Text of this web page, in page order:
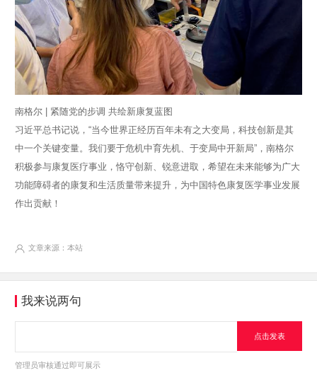
南格尔 | 紧随党的步调 共绘新康复蓝图
习近平总书记说，“当今世界正经历百年未有之大变局，科技创新是其
中一个关键变量。我们要于危机中育先机、于变局中开新局”，南格尔
积极参与康复医疗事业，恪守创新、锐意进取，希望在未来能够为广大
功能障碍者的康复和生活质量带来提升，为中国特色康复医学事业发展
作出贡献！
文章来源：本站
我来说两句
点击发表
管理员审核通过即可展示